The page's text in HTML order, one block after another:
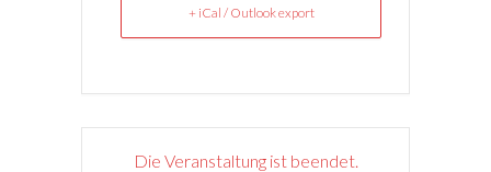
+ iCal / Outlook export
Die Veranstaltung ist beendet.